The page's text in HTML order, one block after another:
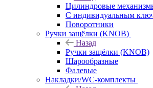
Цилиндровые
С индивидуальным
Поворотники
Ручки защёлки (KNOB)
Назад
Ручки защёлки (KNOB)
Шарообразные
Фалевые
Накладки/WC-комплекты